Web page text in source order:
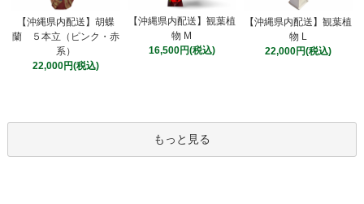
【沖縄県内配送】胡蝶
蘭 ５本立（ピンク・赤
系）
22,000円(税込)
【沖縄県内配送】観葉植
物 M
16,500円(税込)
【沖縄県内配送】観葉植
物 L
22,000円(税込)
もっと見る